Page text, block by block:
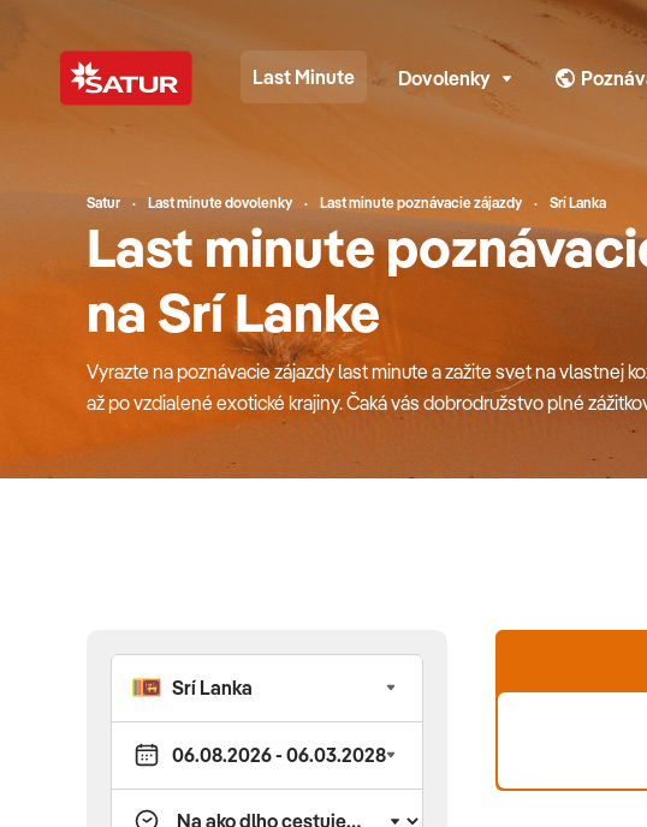
Last Minute Dovolenky
Satur Last minute dovolenky Last minute poznávacie zájazdy Srí Lanka
Last minute
na Srí Lanke
Vyrazte na poznávacie zájazdy last minute a zažite svet na vlastnej
až po vzdialené exotické krajiny. Čaká vás dobrodružstvo plné
ktoré nezabudnete. V ponuke nájdete stovky možností – aj
s deťmi, či odvážnych sólo cestovateľov. Sprievodca vás prevedie